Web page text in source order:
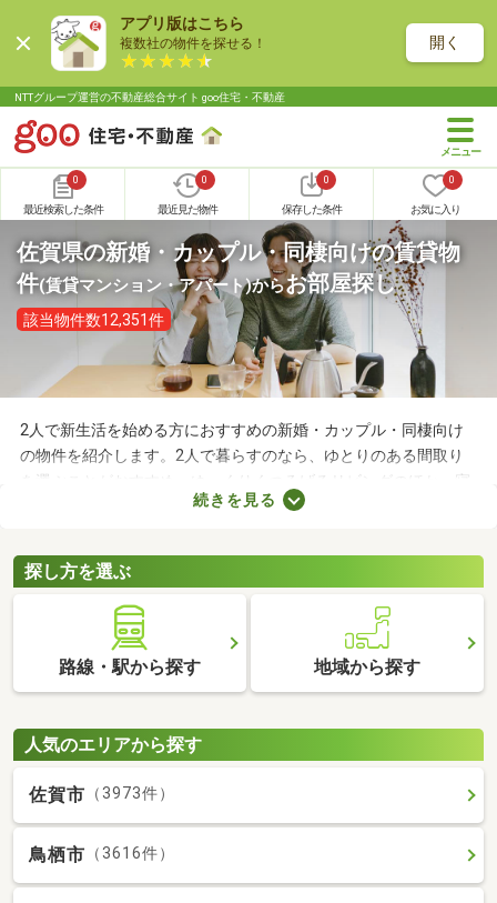
アプリ版はこちら
複数社の物件を探せる！ 開く
NTTグループ運営の不動産総合サイト goo住宅・不動産
0
最近検索した条件
0
最近見た物件
0
保存した条件
0
お気に入り
佐賀県の新婚・カップル・同棲向けの賃貸物
件(賃貸マンション・アパート)からお部屋探し
該当物件数12,351件
2人で新生活を始める方におすすめの新婚・カップル・同棲向け
の物件を紹介します。2人で暮らすのなら、ゆとりのある間取り
を選ぶことがおすすめ。ゆっくりくつろげるリビングのほか、寝
室や収納スペースを確保できる物件を選べば、長く快適に暮らせ
てチェックしてみてくださいね。
続きを見る
探し方を選ぶ
路線・駅から探す 地域から探す
人気のエリアから探す
佐賀市 （3973件）
鳥栖市 （3616件）